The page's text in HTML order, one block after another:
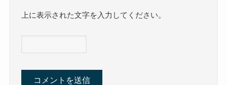
上に表示された文字を入力してください。